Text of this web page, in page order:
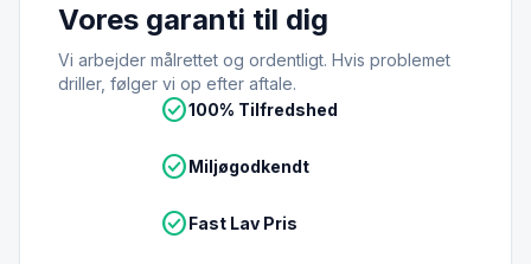
Vores garanti til dig
Vi arbejder målrettet og ordentligt. Hvis problemet
driller, følger vi op efter aftale.
check_circle100% Tilfredshed
check_circleMiljøgodkendt
check_circleFast Lav Pris